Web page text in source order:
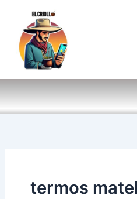
contenido
termos